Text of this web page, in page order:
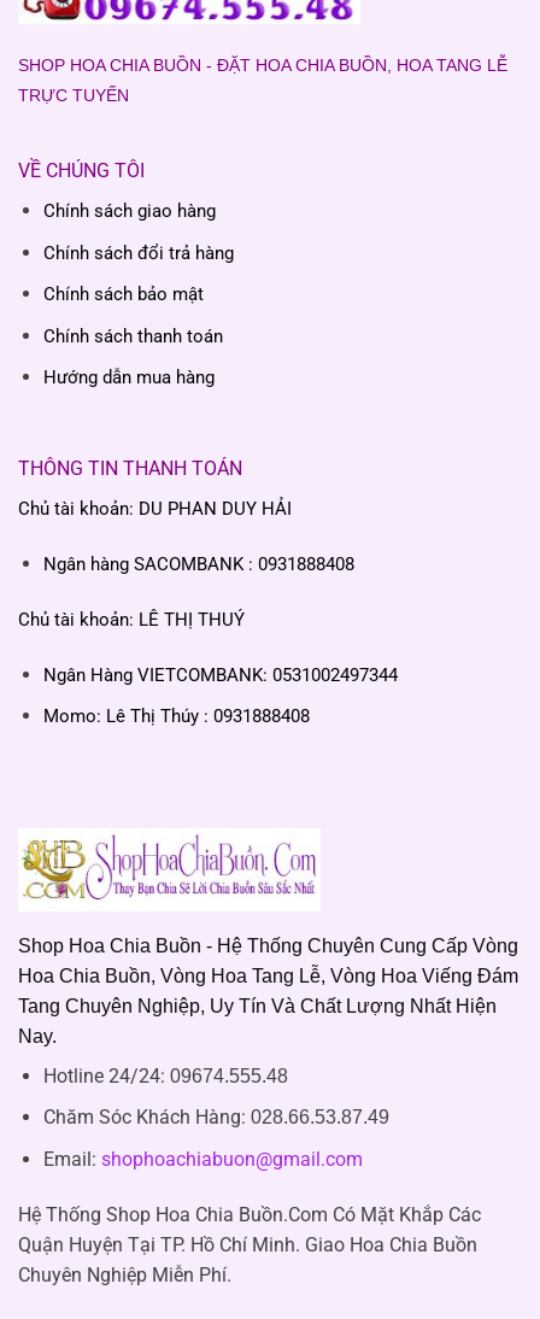
SHOP HOA CHIA BUỒN - ĐẶT HOA CHIA BUỒN, HOA TANG LỄ
TRỰC TUYẾN
VỀ CHÚNG TÔI
Chính sách giao hàng
Chính sách đổi trả hàng
Chính sách bảo mật
Chính sách thanh toán
Hướng dẫn mua hàng
THÔNG TIN THANH TOÁN
Chủ tài khoản: DU PHAN DUY HẢI
Ngân hàng SACOMBANK : 0931888408
Chủ tài khoản: LÊ THỊ THUÝ
Ngân Hàng VIETCOMBANK: 0531002497344
Momo: Lê Thị Thúy : 0931888408
Shop Hoa Chia Buồn - Hệ Thống Chuyên Cung Cấp Vòng
Hoa Chia Buồn, Vòng Hoa Tang Lễ, Vòng Hoa Viếng Đám
Tang Chuyên Nghiệp, Uy Tín Và Chất Lượng Nhất Hiện
Nay.
Hotline 24/24: 09674.555.48
Chăm Sóc Khách Hàng: 028.66.53.87.49
Email: shophoachiabuon@gmail.com
Hệ Thống Shop Hoa Chia Buồn.Com Có Mặt Khắp Các
Quận Huyện Tại TP. Hồ Chí Minh. Giao Hoa Chia Buồn
Chuyên Nghiệp Miễn Phí.